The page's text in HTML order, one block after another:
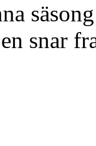
snar